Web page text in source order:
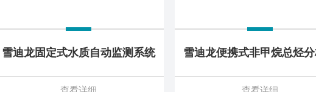
雪迪龙固定式水质自动监测系统
查看详细
雪迪龙便携式非甲烷总烃
查看详细